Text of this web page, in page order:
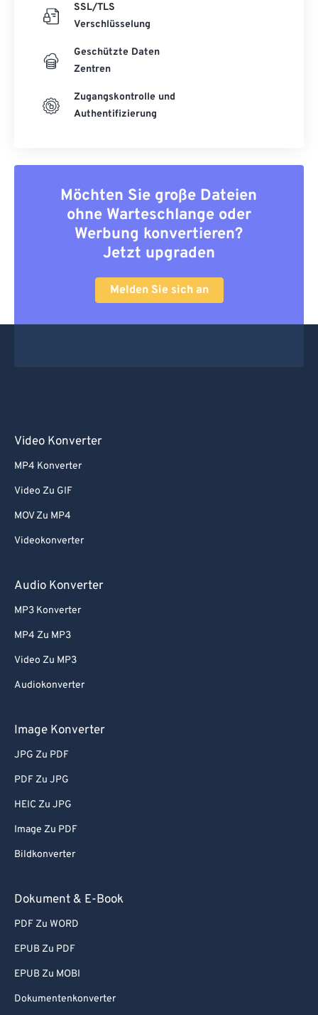
SSL/TLS
Verschlüsselung
Geschützte Daten
Zentren
Zugangskontrolle und
Authentifizierung
Möchten Sie große Dateien
ohne Warteschlange oder
Werbung konvertieren?
Jetzt upgraden
Melden Sie sich an
Video Konverter
MP4 Konverter
Video Zu GIF
MOV Zu MP4
Videokonverter
Audio Konverter
MP3 Konverter
MP4 Zu MP3
Video Zu MP3
Audiokonverter
Image Konverter
JPG Zu PDF
PDF Zu JPG
HEIC Zu JPG
Image Zu PDF
Bildkonverter
Dokument & E-Book
PDF Zu WORD
EPUB Zu PDF
EPUB Zu MOBI
Dokumentenkonverter